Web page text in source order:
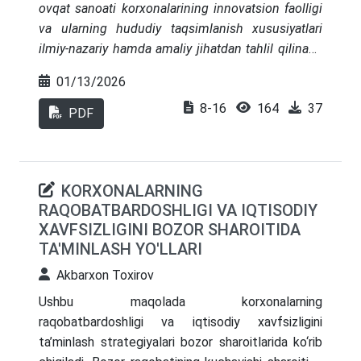
ovqat sanoati korxonalarining innovatsion faolligi
va ularning hududiy taqsimlanish xususiyatlari
ilmiy-nazariy hamda amaliy jihatdan tahlil qilinadi.
iqtisodiyotning strategik tarmog‘i sifatida ko‘rib
chiqilib, korxonalarning innovatsion faoliyati
hududiy rivojlanish darajasi, ishlab chiqarish
Innovatsion faollikning mintaqalar bo‘yicha notekis
taqsimlanganligi iqtisodiy samaradorlik,
raqobatbardoshlik va qo‘shilgan qiymat yaratish
jarayonlariga qanday ta’sir ko‘rsatishi asoslab
beriladi. Maqolada hududiy tafovutlarning
oshirishda mintaqaviy yondashuvning ahamiyati
ko‘rsatib o‘tiladi. Tadqiqot natijalari oziq-ovqat
sanoatini innovatsion rivojlantirish va hududiy
01/13/2026
PDF 8-16 164 37
KORXONALARNING
RAQOBATBARDOSHLIGI VA IQTISODIY
XAVFSIZLIGINI BOZOR SHAROITIDA
TA'MINLASH YO'LLARI
Akbarxon Toxirov
Ushbu maqolada korxonalarning
raqobatbardoshligi va iqtisodiy xavfsizligini
ta’minlash strategiyalari bozor sharoitlarida ko‘rib